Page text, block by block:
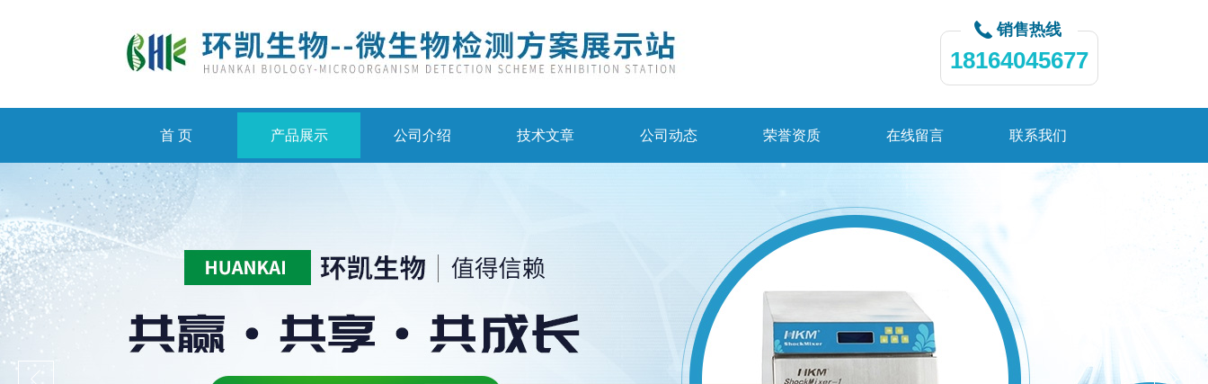
销售热线
18164045677
首 页 产品展示 公司介绍 技术文章 公司动态 荣誉资质 在线留言 联系我们